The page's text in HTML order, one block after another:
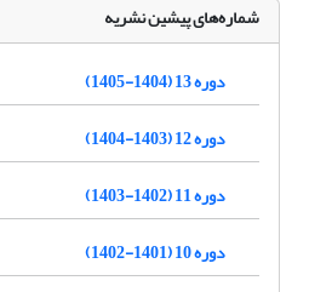
شماره‌های پیشین نشریه
دوره 13 (1404-1405)
دوره 12 (1403-1404)
دوره 11 (1402-1403)
دوره 10 (1401-1402)